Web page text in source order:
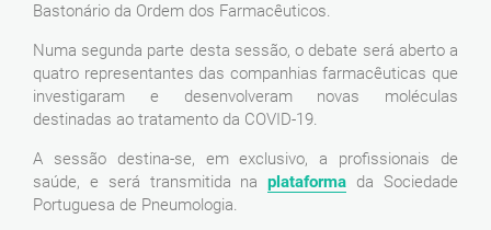
Bastonário da Ordem dos Farmacêuticos.
Numa segunda parte desta sessão, o debate será aberto a
quatro representantes das companhias farmacêuticas que
investigaram e desenvolveram novas moléculas
destinadas ao tratamento da COVID-19.
A sessão destina-se, em exclusivo, a profissionais de
saúde, e será transmitida naplataforma da Sociedade
Portuguesa de Pneumologia.